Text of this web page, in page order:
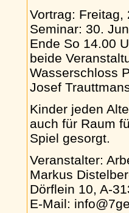
Vortrag: Freitag,
Seminar: 30.
Ende So 14.00
beide
Wasserschloss
Josef
Kinder jeden
auch für Raum
Spiel gesorgt.
Veranstalter:
Markus
Dörflein 10, A-
E-Mail: